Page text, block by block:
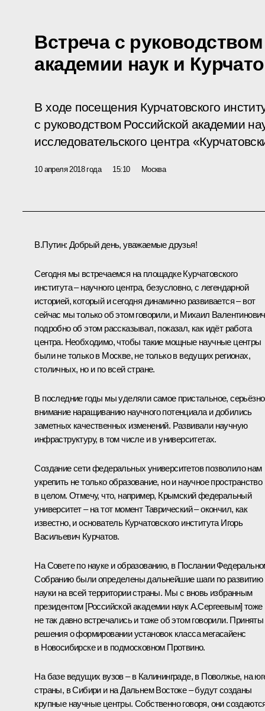
Встреча с
академии наук и
В ходе посещения Курчатовского
с руководством Российской академии
исследовательского центра
10 апреля 2018 года 15:10 Москва
В.Путин: Добрый день, уважаемые друзья!
Сегодня мы встречаемся на площадке Курчатовского
института – научного центра, безусловно, с легендарной
историей, который и сегодня динамично развивается – вот
сейчас мы только об этом говорили, и Михаил Валентинович
подробно об этом рассказывал, показал, как идёт работа
центра. Необходимо, чтобы такие мощные научные центры
были не только в Москве, не только в ведущих регионах,
столичных, но и по всей стране.
В последние годы мы уделяли самое пристальное,
внимание наращиванию научного потенциала и добились
заметных качественных изменений. Развивали научную
инфраструктуру, в том числе и в университетах.
Создание сетифедеральных университетовпозволило нам
укрепить не только образование, но и научное пространство
в целом. Отмечу, что, например, Крымский федеральный
университет – на тот момент Таврический – окончил, как
известно, и основатель Курчатовского института Игорь
Васильевич Курчатов.
На Совете по науке и образованию, в Послании
Собранию были определены дальнейшие шаги по развитию
науки на всей территории страны. Мы с вновь избранным
президентом [Российской академии наук А.Сергеевым] тоже
не так давно встречались и тоже об этом говорили. Приняты
решения о формировании установок класса мегасайенс
в Новосибирске и в подмосковном Протвино.
На базе ведущих вузов – в Калининграде, в Поволжье, на
страны, в Сибири и на Дальнем Востоке – будут созданы
крупные научные центры. Собственно говоря, они